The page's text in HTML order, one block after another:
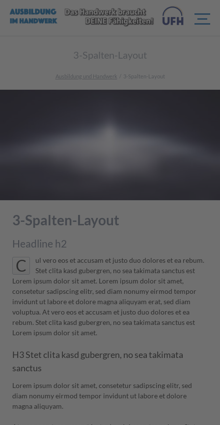
3-Spalten-Layout
Ausbildung und Handwerk 3-Spalten-Layout
3-Spalten-Layout
Headline h2
C
ul vero eos et accusam et justo duo dolores et ea rebum.
Stet clita kasd gubergren, no sea takimata sanctus est
Lorem ipsum dolor sit amet. Lorem ipsum dolor sit amet,
consetetur sadipscing elitr, sed diam nonumy eirmod tempor
invidunt ut labore et dolore magna aliquyam erat, sed diam
voluptua. At vero eos et accusam et justo duo dolores et ea
rebum. Stet clita kasd gubergren, no sea takimata sanctus est
Lorem ipsum dolor sit amet.
H3 Stet clita kasd gubergren, no sea takimata
sanctus
Lorem ipsum dolor sit amet, consetetur sadipscing elitr, sed
diam nonumy eirmod tempor invidunt ut labore et dolore
magna aliquyam.